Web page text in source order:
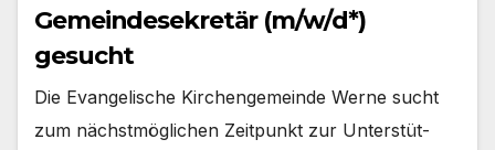
Gemeindesekretär (m/w/d*)
gesucht
Die Evan­ge­li­sche Kir­chen­ge­mein­de Wer­ne sucht
zum nächst­mög­li­chen Zeit­punkt zur Unter­stüt­